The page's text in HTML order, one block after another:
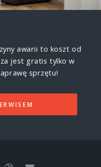
awarii to koszt od
jest gratis tylko w
sprzętu!